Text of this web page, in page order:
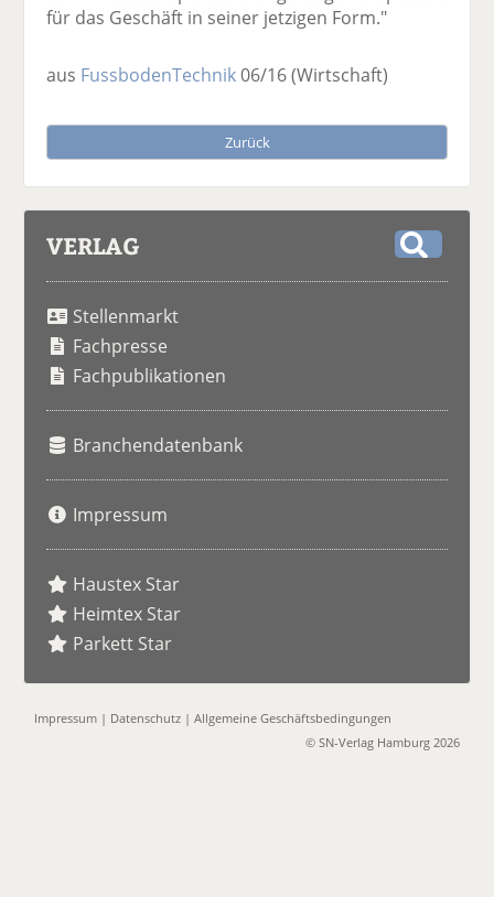
für das Geschäft in seiner jetzigen Form."
aus FussbodenTechnik06/16(Wirtschaft)
Zurück
VERLAG
Stellenmarkt
Fachpresse
Fachpublikationen
Branchendatenbank
Impressum
Haustex Star
Heimtex Star
Parkett Star
Impressum | Datenschutz |Allgemeine Geschäftsbedingungen
© SN-Verlag Hamburg 2026